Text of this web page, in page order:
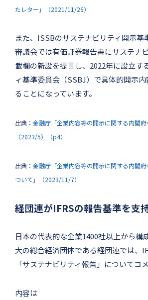
たレター」（2021/11/26）
また、ISSBのサステナビリティ開示基
審議会では有価証券報告書にサステナ
載欄の新設を提言し、2022年に設立す
ィ基準委員会（SSBJ）で具体的開示
ることになっています。
出典： 金融庁「企業内容等の開示に関する内閣府
（2023/5）（p4）
出典： 金融庁「企業内容等の開示に関する内閣
ついて」（2023/11/7）
経団連がIFRSの報告基準を支
日本の代表的な企業1400社以上から構
大の総合経済団体である経団連では、
「サステナビリティ報告」についてコ
内容は